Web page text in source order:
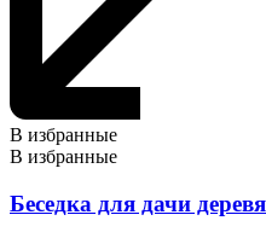
В избранные
В избранные
Беседка для дачи